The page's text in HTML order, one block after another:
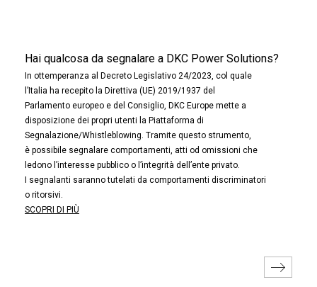
Hai qualcosa da segnalare a DKC Power Solutions?
In ottemperanza al Decreto Legislativo 24/2023, col quale
l’Italia ha recepito la Direttiva (UE) 2019/1937 del
Parlamento europeo e del Consiglio, DKC Europe mette a
disposizione dei propri utenti la Piattaforma di
Segnalazione/Whistleblowing. Tramite questo strumento,
è possibile segnalare comportamenti, atti od omissioni che
ledono l’interesse pubblico o l’integrità dell’ente privato.
I segnalanti saranno tutelati da comportamenti discriminatori
o ritorsivi.
SCOPRI DI PIÙ